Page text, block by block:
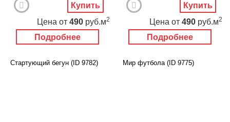
Подробнее
Цена от 490 руб.м2
Купить
Подробнее
Цена от 490 руб.м2
Купить
Стартующий бегун (ID 9782) Мир футбола (ID 9775)